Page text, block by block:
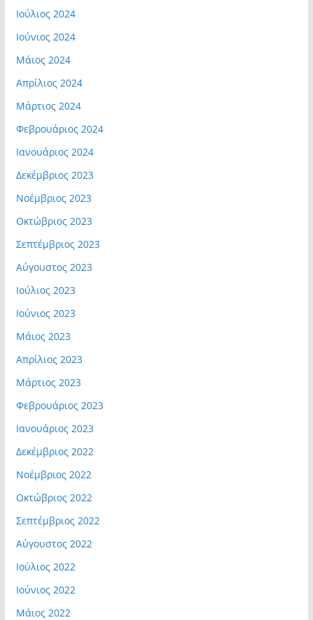
Ιούλιος 2024
Ιούνιος 2024
Μάιος 2024
Απρίλιος 2024
Μάρτιος 2024
Φεβρουάριος 2024
Ιανουάριος 2024
Δεκέμβριος 2023
Νοέμβριος 2023
Οκτώβριος 2023
Σεπτέμβριος 2023
Αύγουστος 2023
Ιούλιος 2023
Ιούνιος 2023
Μάιος 2023
Απρίλιος 2023
Μάρτιος 2023
Φεβρουάριος 2023
Ιανουάριος 2023
Δεκέμβριος 2022
Νοέμβριος 2022
Οκτώβριος 2022
Σεπτέμβριος 2022
Αύγουστος 2022
Ιούλιος 2022
Ιούνιος 2022
Μάιος 2022